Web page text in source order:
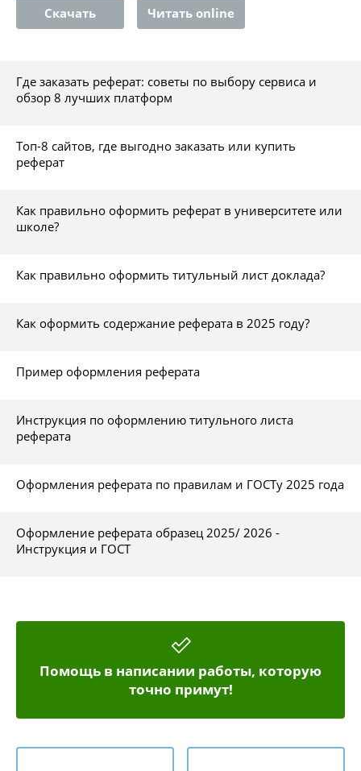
Скачать Читать online
Где заказать реферат: советы по выбору сервиса и
обзор 8 лучших платформ
Топ-8 сайтов, где выгодно заказать или купить
реферат
Как правильно оформить реферат в университете или
школе?
Как правильно оформить титульный лист доклада?
Как оформить содержание реферата в 2025 году?
Пример оформления реферата
Инструкция по оформлению титульного листа
реферата
Оформления реферата по правилам и ГОСТу 2025 года
Оформление реферата образец 2025/ 2026 -
Инструкция и ГОСТ
Помощь в написании работы, которую
точно примут!